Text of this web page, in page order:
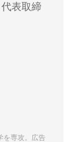
表取締
を専攻。広告